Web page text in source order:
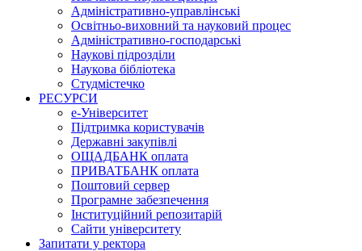
Адміністративно-управлінські
Освітньо-виховний та науковий процес
Адміністративно-господарські
Наукові підрозділи
Наукова бібліотека
Студмістечко
РЕСУРСИ
е-Університет
Підтримка користувачів
Державні закупівлі
ОЩАДБАНК оплата
ПРИВАТБАНК оплата
Поштовий сервер
Програмне забезпечення
Інституційний репозитарій
Сайти університету
Запитати у ректора